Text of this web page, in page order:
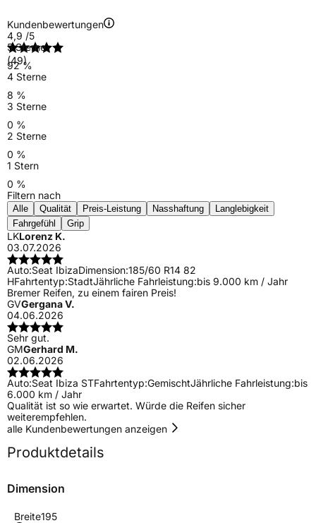
Kundenbewertungen
4,9 /5
(49)
5 Sterne
92 %
4 Sterne
8 %
3 Sterne
0 %
2 Sterne
0 %
1 Stern
0 %
Filtern nach
Alle Qualität Preis-Leistung Nasshaftung
Langlebigkeit
Fahrgefühl
Grip
LKLorenz K.
03.07.2026
Auto:Seat IbizaDimension:185/60 R14 82
HFahrtentyp:StadtJährliche Fahrleistung:bis 9.000 km / Jahr
Bremer Reifen, zu einem fairen Preis!
GVGergana V.
04.06.2026
Sehr gut.
GMGerhard M.
02.06.2026
Auto:Seat Ibiza STFahrtentyp:GemischtJährliche Fahrleistung:bis
6.000 km / Jahr
Qualität ist so wie erwartet. Würde die Reifen sicher
weiterempfehlen.
alle Kundenbewertungen anzeigen
Produktdetails
Dimension
Breite195